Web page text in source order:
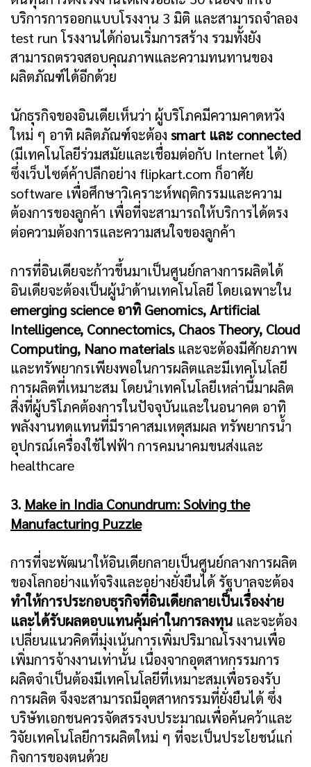
บริการการออกแบบโรงงาน 3 มิติ และสามารถจำลอง
test run โรงงานได้ก่อนเริ่มการสร้าง รวมทั้งยัง
สามารถตรวจสอบคุณภาพและความทนทานของ
ผลิตภัณฑ์ได้อีกด้วย
นักธุรกิจของอินเดียเห็นว่า ผู้บริโภคมีความคาดหวัง
ใหม่ ๆ อาทิ ผลิตภัณฑ์จะต้อง smart และ connected
(มีเทคโนโลยีร่วมสมัยและเชื่อมต่อกับ Internet ได้)
ซึ่งเว็บไซต์ค้าปลีกอย่าง flipkart.com ก็อาศัย
software เพื่อศึกษาวิเคราะห์พฤติกรรมและความ
ต้องการของลูกค้า เพื่อที่จะสามารถให้บริการได้ตรง
ต่อความต้องการและความสนใจของลูกค้า
การที่อินเดียจะก้าวขึ้นมาเป็นศูนย์กลางการผลิตได้
อินเดียจะต้องเป็นผู้นำด้านเทคโนโลยี โดยเฉพาะใน
emerging science อาทิ Genomics, Artificial
Intelligence, Connectomics, Chaos Theory, Cloud
Computing, Nano materialsและจะต้องมีศักยภาพ
และทรัพยากรเพียงพอในการผลิตและมีเทคโนโลยี
การผลิตที่เหมาะสม โดยนำเทคโนโลยีเหล่านี้มาผลิต
สิ่งที่ผู้บริโภคต้องการในปัจจุบันและในอนาคต อาทิ
พลังงานทดแทนที่มีราคาสมเหตุสมผล ทรัพยากรน้ำ
อุปกรณ์เครื่องใช้ไฟฟ้า การคมนาคมขนส่งและ
healthcare
3. Make in India Conundrum: Solving the
Manufacturing Puzzle
การที่จะพัฒนาให้อินเดียกลายเป็นศูนย์กลางการผลิต
ของโลกอย่างแท้จริงและอย่างยั่งยืนได้ รัฐบาลจะต้อง
ทำให้การประกอบธุรกิจที่อินเดียกลายเป็นเรื่องง่าย
และได้รับผลตอบแทนคุ้มค่าในการลงทุน และจะต้อง
เปลี่ยนแนวคิดที่มุ่งเน้นการเพิ่มปริมาณโรงงานเพื่อ
เพิ่มการจ้างงานเท่านั้น เนื่องจากอุตสาหกรรมการ
ผลิตจำเป็นต้องมีเทคโนโลยีที่เหมาะสมเพื่อรองรับ
การผลิต จึงจะสามารถมีอุตสาหกรรมที่ยั่งยืนได้ ซึ่ง
บริษัทเอกชนควรจัดสรรงบประมาณเพื่อค้นคว้าและ
วิจัยเทคโนโลยีการผลิตใหม่ ๆ ที่จะเป็นประโยชน์แก่
กิจการของตนด้วย